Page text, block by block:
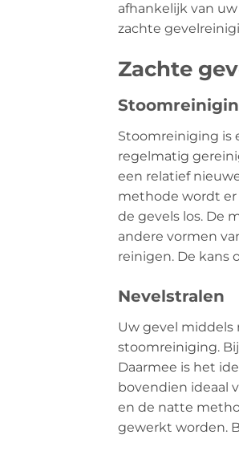
afhankelijk van
zachte
Zachte
Stoomreiniging is
regelmatig
een relatief
methode wordt er
de gevels los. De
andere vormen
reinigen. De kans
Nevelstralen
Uw gevel middels
stoomreiniging.
Daarmee is het
bovendien ideaal
en de natte
gewerkt worden.